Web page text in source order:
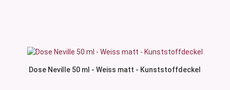
Dose Neville 50 ml - Weiss matt - Kunststoffdeckel